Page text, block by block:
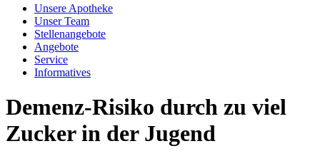
Unsere Apotheke
Unser Team
Stellenangebote
Angebote
Service
Informatives
Demenz-Risiko durch zu viel
Zucker in der Jugend